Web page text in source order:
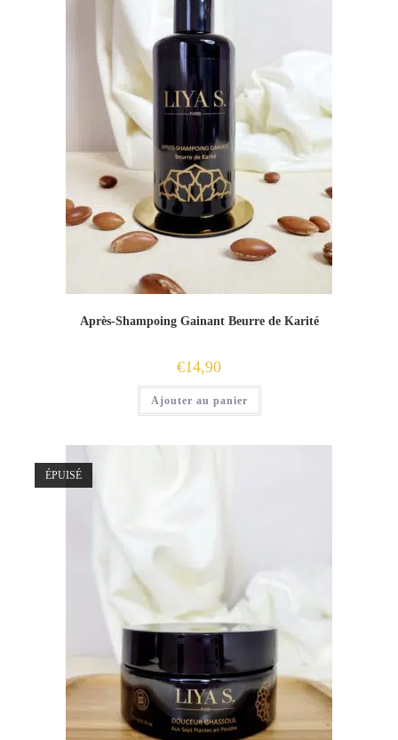
Après-Shampoing Gainant Beurre de Karité
€14,90
Ajouter au panier
ÉPUISÉ